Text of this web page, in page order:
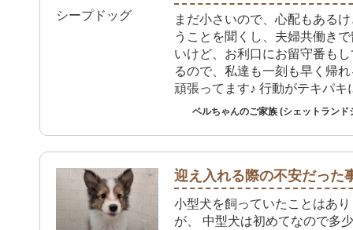
まだ小さいので、心配もある
うことを聞くし、夫婦共働き
いけど、お利口にお留守番も
るので、私達も一刻も早く帰
頑張ってます♪ 行動がテキパキ
した！
ベルちゃんのご家族 (シェットランド
迎え入れる際の不安だった
小型犬を飼っていたことはあ
が、 中型犬は初めてなので多